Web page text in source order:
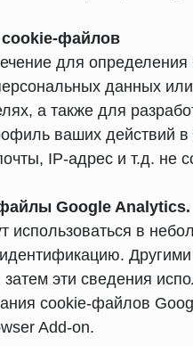
cookie-файлов
для
данных
а также для
ваших действий
IP-адрес и т.д. не
Google Analytics.
использоваться в
эти сведения
cookie-файлов
Add-on.